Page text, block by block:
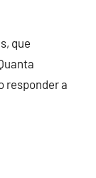
que
responder a